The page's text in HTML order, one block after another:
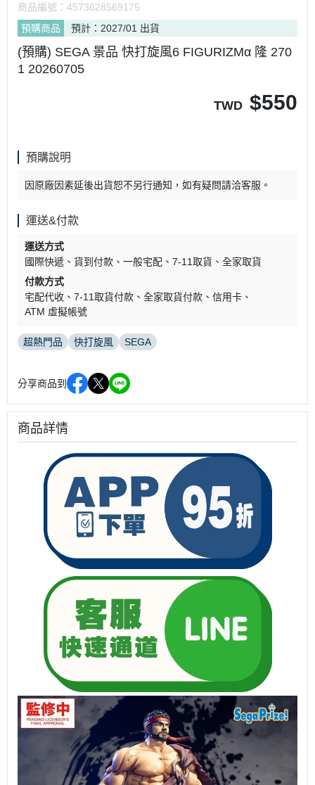
商品編號： 4573628569175
預購商品
預計：2027/01 出貨
(預購) SEGA 景品 快打旋風6 FIGURIZMα 隆 270
1 20260705
TWD $550
預購說明
因原廠因素延後出貨恕不另行通知，如有疑問請洽客服。
運送&付款
運送方式
國際快遞
貨到付款 一般宅配 7-11取貨
全家取貨
付款方式
宅配代收
7-11取貨付款 全家取貨付款
信用卡
ATM 虛擬帳號
超熱門品 快打旋風 SEGA
分享商品到
商品詳情